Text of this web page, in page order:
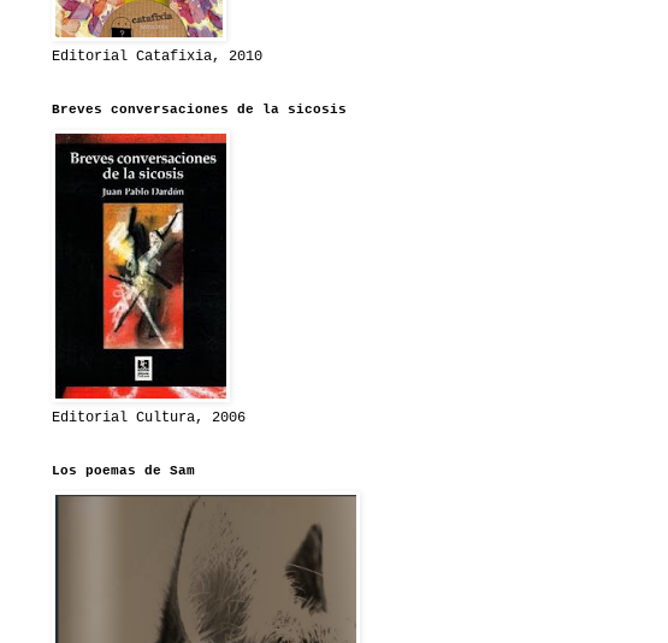
Editorial Catafixia, 2010
Breves conversaciones de la sicosis
Editorial Cultura, 2006
Los poemas de Sam